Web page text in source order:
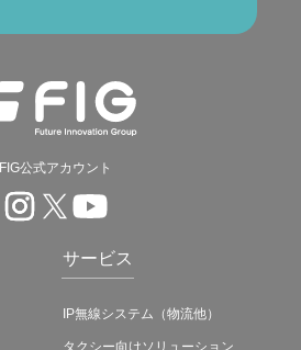
FIG公式アカウント
サービス
IP無線システム（物流他）
タクシー向けソリューション